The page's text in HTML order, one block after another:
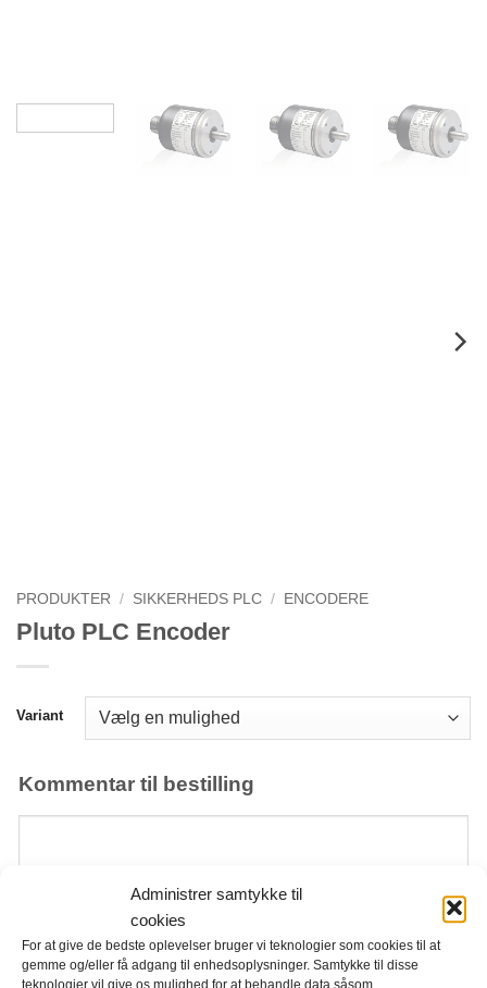
Administrer samtykke til
cookies
For at give de bedste oplevelser bruger vi teknologier som cookies til at
gemme og/eller få adgang til enhedsoplysninger. Samtykke til disse
teknologier vil give os mulighed for at behandle data såsom
PRODUKTER / SIKKERHEDS PLC / ENCODERE
Pluto PLC Encoder
Variant
Kommentar til bestilling